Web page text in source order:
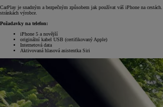
CarPlay je snadným a bezpečným způsobem jak používat váš iPhone na
stránkách výrobce.
Požadavky na telefon:
iPhone 5 a novější
originální kabel USB (certifikovaný Apple)
Internetová data
Aktivovaná hlasová asistentka Siri